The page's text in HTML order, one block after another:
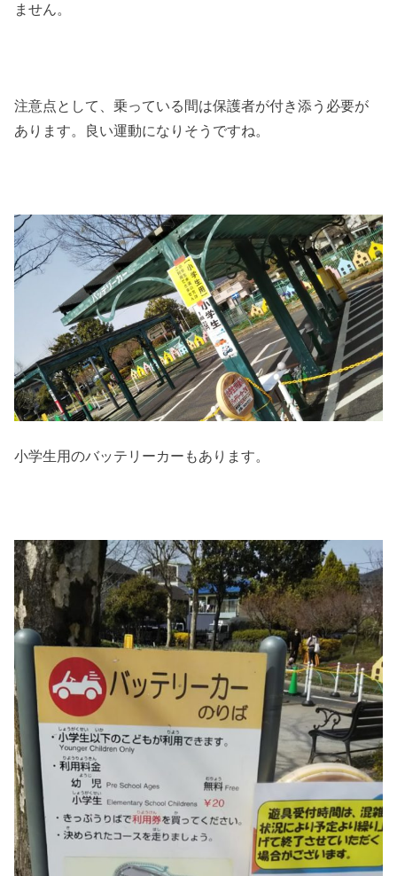
ません。
注意点として、乗っている間は保護者が付き添う必要が
あります。良い運動になりそうですね。
小学生用のバッテリーカーもあります。